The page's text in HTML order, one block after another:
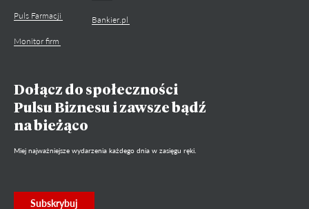
Puls Farmacji
Monitor firm
Bankier.pl
Dołącz do społeczności
Pulsu Biznesu i zawsze bądź
na bieżąco
Miej najważniejsze wydarzenia każdego dnia w zasięgu ręki.
Subskrybuj